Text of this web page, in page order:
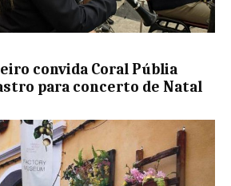
convida Coral Públia
para concerto de Natal